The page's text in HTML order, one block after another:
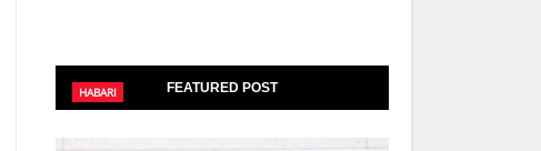
FEATURED POST
HABARI